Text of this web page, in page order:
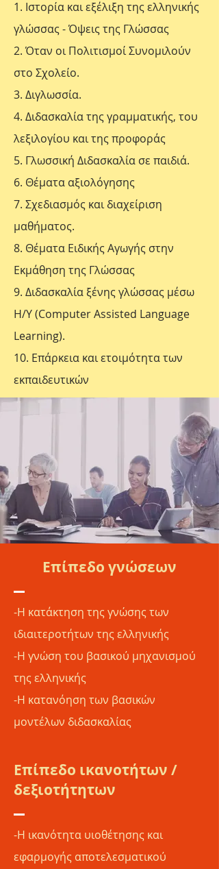
1. Ιστορία και εξέλιξη της ελληνικής
γλώσσας - Όψεις της Γλώσσας
2. Όταν οι Πολιτισμοί Συνομιλούν
στο Σχολείο.
3. Διγλωσσία.
4. Διδασκαλία της γραμματικής, του
λεξιλογίου και της προφοράς
5. Γλωσσική Διδασκαλία σε παιδιά.
6. Θέματα αξιολόγησης
7. Σχεδιασμός και διαχείριση
μαθήματος.
8. Θέματα Ειδικής Αγωγής στην
Εκμάθηση της Γλώσσας
9. Διδασκαλία ξένης γλώσσας μέσω
Η/Υ (Computer Assisted Language
Learning).
10. Επάρκεια και ετοιμότητα των
εκπαιδευτικών
Επίπεδο γνώσεων
-Η κατάκτηση της γνώσης των
ιδιαιτεροτήτων της ελληνικής
-Η γνώση του βασικού μηχανισμού
της ελληνικής
-Η κατανόηση των βασικών
μοντέλων διδασκαλίας
Επίπεδο ικανοτήτων /
δεξιοτήτητων
-Η ικανότητα υιοθέτησης και
εφαρμογής αποτελεσματικού